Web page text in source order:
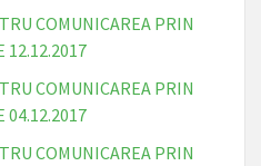
COMUNICAREA PRIN
12.12.2017
COMUNICAREA PRIN
04.12.2017
COMUNICAREA PRIN